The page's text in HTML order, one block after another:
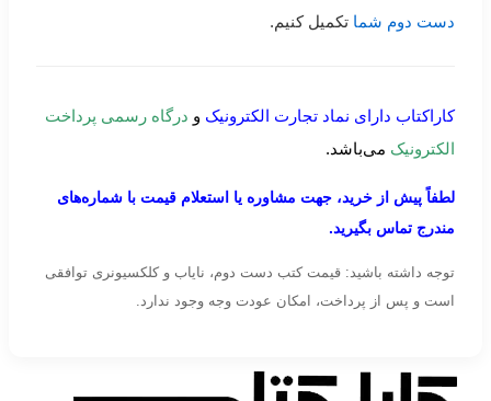
دست دوم شما تکمیل کنیم.
کاراکتاب دارای نماد تجارت الکترونیک و درگاه رسمی پرداخت
الکترونیک می‌باشد.
لطفاً پیش از خرید، جهت مشاوره یا استعلام قیمت با شماره‌های
مندرج تماس بگیرید.
توجه داشته باشید: قیمت کتب دست دوم، نایاب و کلکسیونری توافقی
است و پس از پرداخت، امکان عودت وجه وجود ندارد.